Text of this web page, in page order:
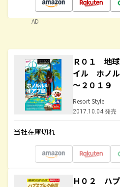
AD
Ｒ０１ 地
イル ホノ
～２０１９
Resort Style
2017.10.04 発売
当社在庫切れ
Ｈ０２ ハ